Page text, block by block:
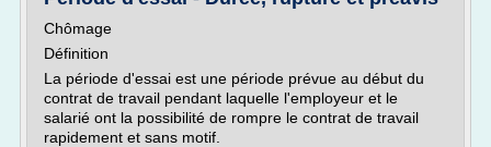
Chômage
Définition
La période d'essai est une période prévue au début du
contrat de travail pendant laquelle l'employeur et le
salarié ont la possibilité de rompre le contrat de travail
rapidement et sans motif.